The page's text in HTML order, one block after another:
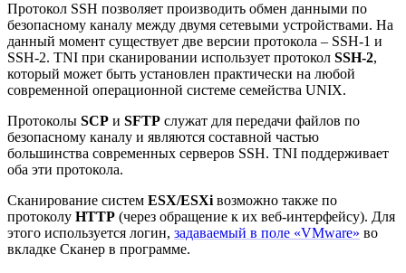
Протокол SSH позволяет производить обмен данными по
безопасному каналу между двумя сетевыми устройствами. На
данный момент существует две версии протокола – SSH-1 и
SSH-2. TNI при сканировании использует протокол SSH-2,
который может быть установлен практически на любой
современной операционной системе семейства UNIX.
Протоколы SCP и SFTP служат для передачи файлов по
безопасному каналу и являются составной частью
большинства современных серверов SSH. TNI поддерживает
оба эти протокола.
Сканирование систем ESX/ESXi возможно также по
протоколу HTTP (через обращение к их веб-интерфейсу). Для
этого используется логин, задаваемый в поле «VMware» во
вкладке Сканер в программе.